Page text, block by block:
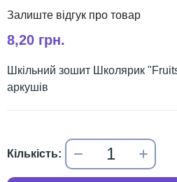
8,20 грн.
Шкільний зошит Школярик
аркушів